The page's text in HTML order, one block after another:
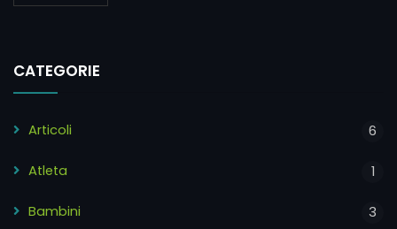
CATEGORIE
Articoli 6
Atleta 1
Bambini 3